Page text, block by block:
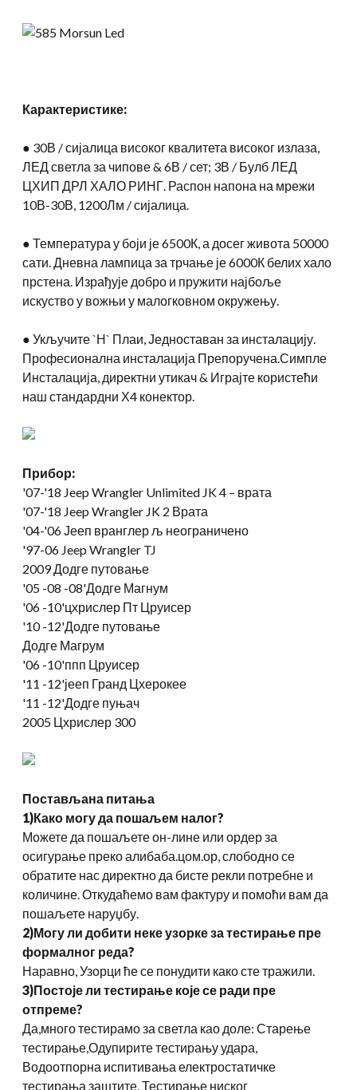
Карактеристике:
● 30В / сијалица високог квалитета високог излаза,
ЛЕД светла за чипове & 6В / сет; 3В / Булб ЛЕД
ЦХИП ДРЛ ХАЛО РИНГ. Распон напона на мрежи
10В-30В, 1200Лм / сијалица.
● Температура у боји је 6500К, а досег живота 50000
сати. Дневна лампица за трчање је 6000К белих хало
прстена. Израђује добро и пружити најбоље
искуство у вожњи у малогковном окружењу.
● Укључите `Н` Плаи, Једноставан за инсталацију.
Професионална инсталација Препоручена.Симпле
Инсталација, директни утикач & Играјте користећи
наш стандардни Х4 конектор.
Прибор:
'07-'18 Jeep Wrangler Unlimited JK4 – врата
'07-'18 Jeep Wrangler JK 2 Врата
'04-'06 Јееп вранглер љ неограничено
'97-06 Jeep Wrangler TJ
2009 Додге путовање
'05 -08 -08'Додге Магнум
'06 -10'цхрислер Пт Цруисер
'10 -12'Додге путовање
Додге Магрум
'06 -10'ппп Цруисер
'11 -12'јееп Гранд Цхерокее
'11 -12'Додге пуњач
2005 Цхрислер 300
Постављана питања
1)Како могу да пошаљем налог?
Можете да пошаљете он-лине или ордер за
осигурање преко алибаба.цом.ор, слободно се
обратите нас директно да бисте рекли потребне и
количине. Откудаћемо вам фактуру и помоћи вам да
пошаљете наруџбу.
2)Могу ли добити неке узорке за тестирање пре
формалног реда?
Наравно, Узорци ће се понудити како сте тражили.
3)Постоје ли тестирање које се ради пре
отпреме?
Да,много тестирамо за светла као доле: Старење
тестирање,Одупирите тестирању удара,
Водоотпорна испитивања електростатичке
тестирања заштите, Тестирање ниског